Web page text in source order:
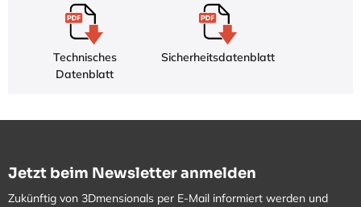
Technisches
Datenblatt
Sicherheitsdatenblatt
Jetzt beim Newsletter anmelden
Zukünftig von 3Dmensionals per E-Mail informiert werden und